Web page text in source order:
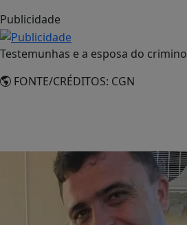
Publicidade
Testemunhas e a esposa do
FONTE/CRÉDITOS: CGN